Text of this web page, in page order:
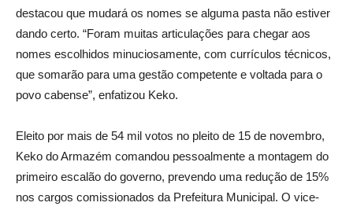
destacou que mudará os nomes se alguma pasta não estiver
dando certo. “Foram muitas articulações para chegar aos
nomes escolhidos minuciosamente, com currículos técnicos,
que somarão para uma gestão competente e voltada para o
povo cabense”, enfatizou Keko.
Eleito por mais de 54 mil votos no pleito de 15 de novembro,
Keko do Armazém comandou pessoalmente a montagem do
primeiro escalão do governo, prevendo uma redução de 15%
nos cargos comissionados da Prefeitura Municipal. O vice-